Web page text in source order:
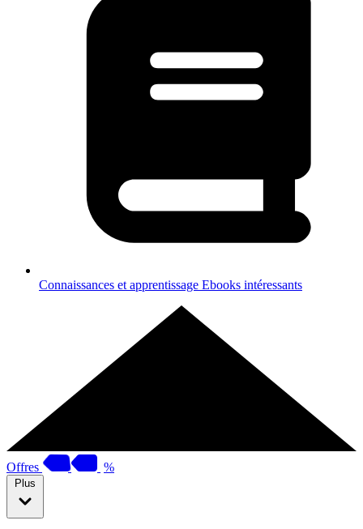
Connaissances et apprentissage Ebooks intéressants
Offres %
Plus